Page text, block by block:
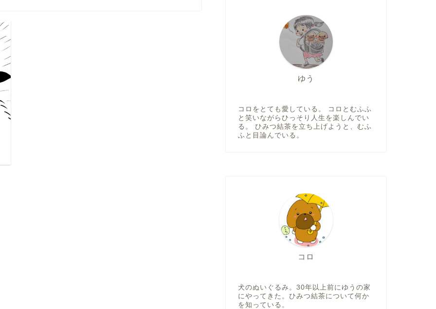
ゆう
コロをとても愛している。 コロとむふふ
と笑いながらひっそり人生を楽しんでい
る。 ひみつ結茶を立ち上げようと、むふ
ふと目論んでいる。
コロ
犬のぬいぐるみ。30年以上前にゆうの家
にやってきた。ひみつ結茶について何か
を知っている。